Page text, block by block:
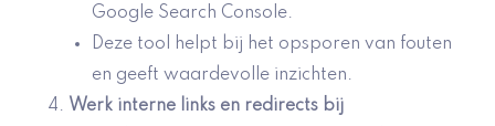
Google Search Console.
Deze tool helpt bij het opsporen van fouten
en geeft waardevolle inzichten.
Werk interne links en redirects bij